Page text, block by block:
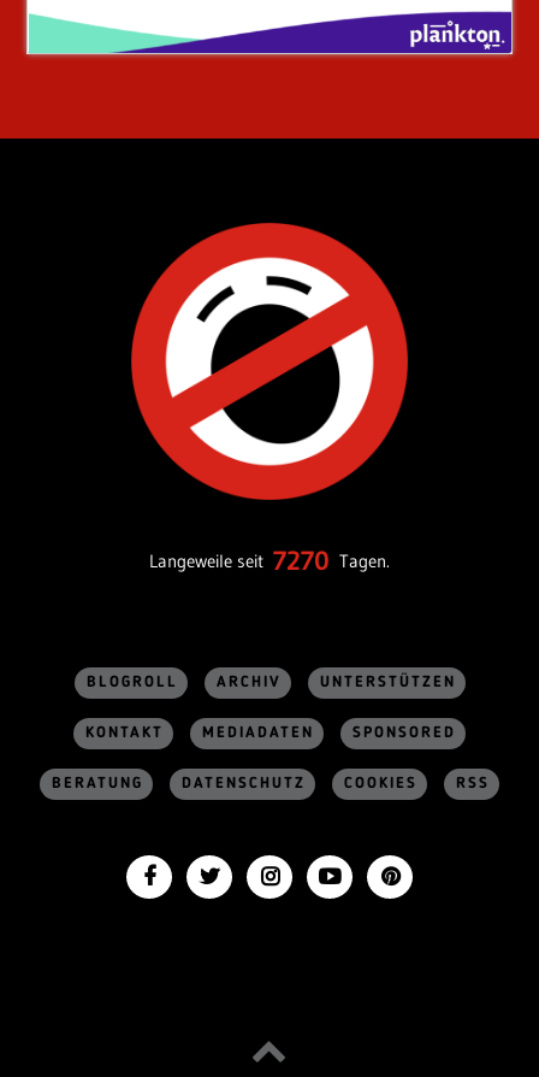
Langeweile seit 7270 Tagen.
BLOGROLL ARCHIV UNTERSTÜTZEN
KONTAKT MEDIADATEN SPONSORED
BERATUNG DATENSCHUTZ COOKIES RSS